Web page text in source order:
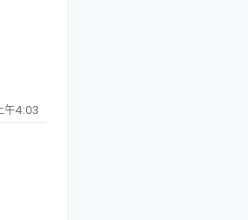
午4:03